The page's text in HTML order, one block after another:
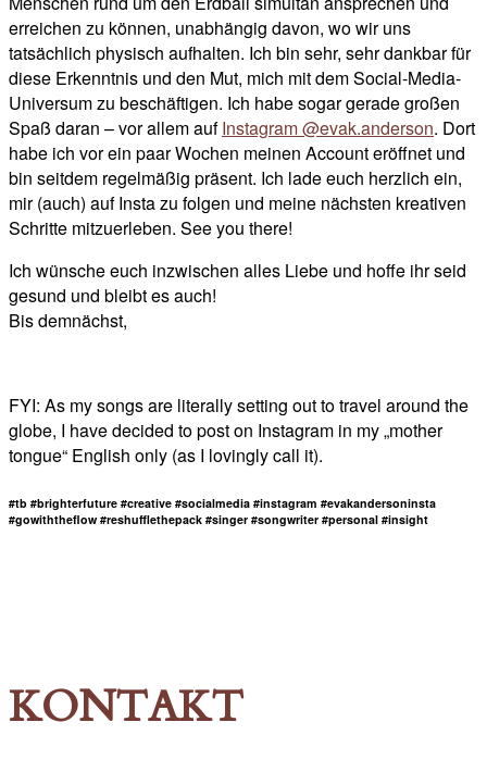
erreichen zu können, unabhängig davon, wo wir uns
tatsächlich physisch aufhalten. Ich bin sehr, sehr dankbar für
diese Erkenntnis und den Mut, mich mit dem Social-Media-
Universum zu beschäftigen. Ich habe sogar gerade großen
Spaß daran – vor allem aufInstagram @evak.anderson. Dort
habe ich vor ein paar Wochen meinen Account eröffnet und
bin seitdem regelmäßig präsent. Ich lade euch herzlich ein,
mir (auch) auf Insta zu folgen und meine nächsten kreativen
Schritte mitzuerleben. See you there!
Ich wünsche euch inzwischen alles Liebe und hoffe ihr seid
gesund und bleibt es auch!
Bis demnächst,
FYI: As my songs are literally setting out to travel around the
globe, I have decided to post on Instagram in my „mother
tongue“ English only (as I lovingly call it).
#tb #brighterfuture #creative #socialmedia #instagram #evakandersoninsta
#gowiththeflow #reshufflethepack #singer #songwriter #personal #insight
KONTAKT